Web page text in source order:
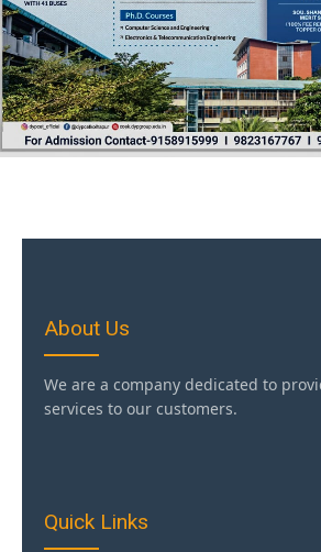
About Us
We are a company dedicated to
services to our customers.
Quick Links